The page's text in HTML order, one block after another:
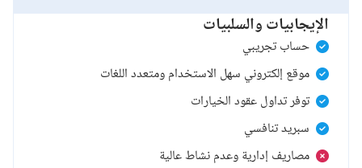
الإيجابيات والسلبيات
حساب تجريبي
موقع إلكتروني سهل الاستخدام ومتعدد اللغات
توفر تداول عقود الخيارات
سبريد تنافسي
مصاريف إدارية وعدم نشاط عالية